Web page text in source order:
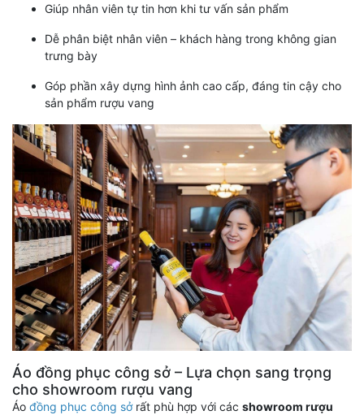
Giúp nhân viên tự tin hơn khi tư vấn sản phẩm
Dễ phân biệt nhân viên – khách hàng trong không gian
trưng bày
Góp phần xây dựng hình ảnh cao cấp, đáng tin cậy cho
sản phẩm rượu vang
Áo đồng phục công sở – Lựa chọn sang trọng
cho showroom rượu vang
Áo đồng phục công sởrất phù hợp với các showroom rượu